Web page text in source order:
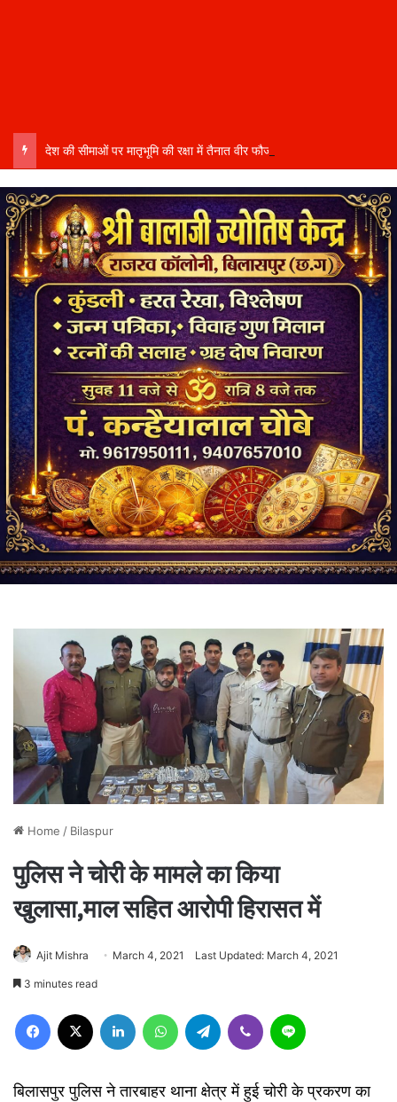
Home / Bilaspur
पुलिस ने चोरी के मामले का किया
खुलासा,माल सहित आरोपी हिरासत में
Ajit Mishra March 4, 2021 Last Updated: March 4, 2021
3 minutes read
Facebook LinkedIn WhatsAppTelegram Viber
बिलासपुर पुलिस ने तारबाहर थाना क्षेत्र में हुई चोरी के प्रकरण का